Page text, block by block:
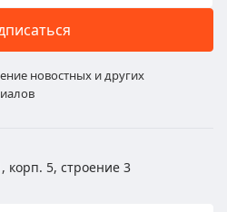
новостных и других
корп. 5, строение 3